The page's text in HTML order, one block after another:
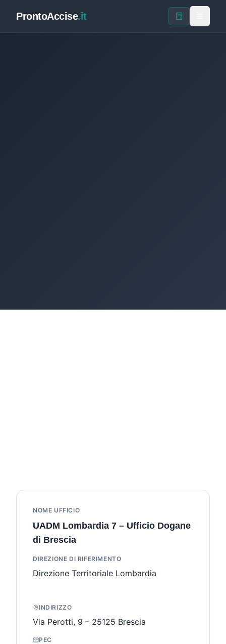
ProntoAccise.it
NOME UFFICIO
UADM Lombardia 7 – Ufficio Dogane
di Brescia
DIREZIONE DI RIFERIMENTO
Direzione Territoriale Lombardia
INDIRIZZO
Via Perotti, 9 – 25125 Brescia
PEC